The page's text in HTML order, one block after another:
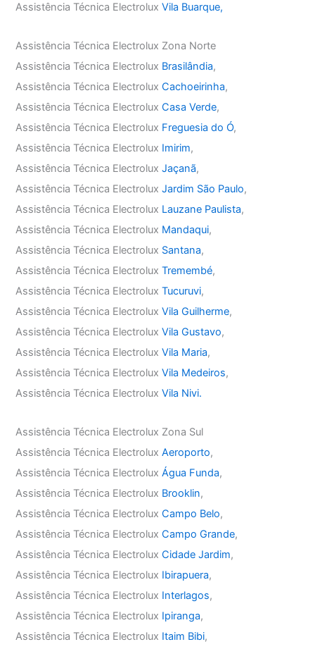
Assistência Técnica ElectroluxVila Buarque,
Assistência Técnica Electrolux Zona Norte
Assistência Técnica Electrolux Brasilândia,
Assistência Técnica ElectroluxCachoeirinha,
Assistência Técnica ElectroluxCasa Verde,
Assistência Técnica Electrolux Freguesia do Ó,
Assistência Técnica Electrolux Imirim,
Assistência Técnica ElectroluxJaçanã,
Assistência Técnica ElectroluxJardim São Paulo,
Assistência Técnica Electrolux Lauzane Paulista,
Assistência Técnica Electrolux Mandaqui,
Assistência Técnica Electrolux Santana,
Assistência Técnica ElectroluxTremembé,
Assistência Técnica ElectroluxTucuruvi,
Assistência Técnica ElectroluxVila Guilherme,
Assistência Técnica ElectroluxVila Gustavo,
Assistência Técnica ElectroluxVila Maria,
Assistência Técnica ElectroluxVila Medeiros,
Assistência Técnica ElectroluxVila Nivi.
Assistência Técnica Electrolux Zona Sul
Assistência Técnica ElectroluxAeroporto,
Assistência Técnica ElectroluxÁgua Funda,
Assistência Técnica Electrolux Brooklin,
Assistência Técnica ElectroluxCampo Belo,
Assistência Técnica ElectroluxCampo Grande,
Assistência Técnica ElectroluxCidade Jardim,
Assistência Técnica Electrolux Ibirapuera,
Assistência Técnica Electrolux Interlagos,
Assistência Técnica Electrolux Ipiranga,
Assistência Técnica Electrolux Itaim Bibi,